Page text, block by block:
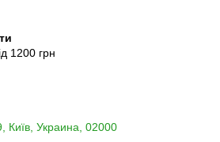
1200 грн
Київ, Украина, 02000